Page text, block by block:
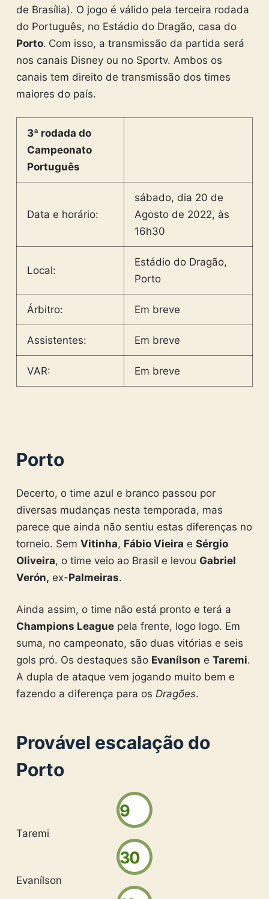
de Brasília). O jogo é válido pela terceira rodada
do Português, no Estádio do Dragão, casa do
Porto. Com isso, a transmissão da partida será
nos canais Disney ou no Sportv. Ambos os
canais tem direito de transmissão dos times
maiores do país.
3ª rodada do
Campeonato
Português
Data e horário:
sábado, dia 20 de
Agosto de 2022, às
16h30
Local:
Estádio do Dragão,
Porto
Árbitro: Em breve
Assistentes: Em breve
VAR: Em breve
Porto
Decerto, o time azul e branco passou por
diversas mudanças nesta temporada, mas
parece que ainda não sentiu estas diferenças no
torneio. Sem Vitinha, Fábio Vieira e Sérgio
Oliveira, o time veio ao Brasil e levou Gabriel
Verón, ex-Palmeiras.
Ainda assim, o time não está pronto e terá a
Champions Leaguepela frente, logo logo. Em
suma, no campeonato, são duas vitórias e seis
gols pró. Os destaques são Evanílson e Taremi.
A dupla de ataque vem jogando muito bem e
fazendo a diferença para os Dragões.
Provável escalação do
Porto
9
Taremi
30
Evanílson